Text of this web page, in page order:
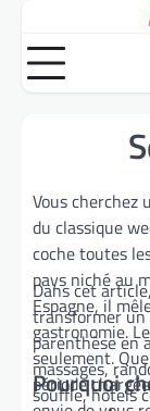
content
Vous cherchez
du classique
coche toutes
pays niché au
Espagne, il
gastronomie.
seulement.
période
Dans cet
transformer un
parenthèse en
massages,
souffle, hôtels
Pourquoi